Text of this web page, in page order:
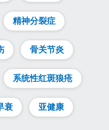
精神分裂症
骨关节炎
系统性红斑狼疮
衰 亚健康